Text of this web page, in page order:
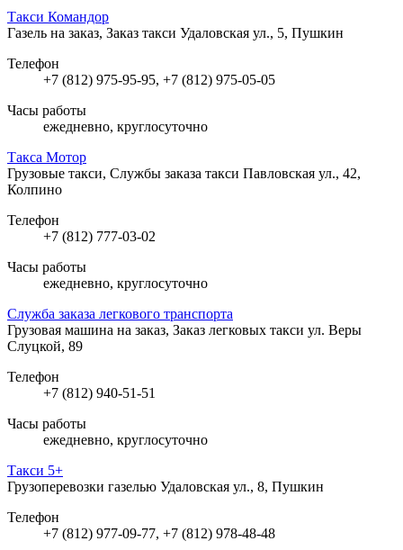
Такси Командор
Газель на заказ, Заказ такси Удаловская ул., 5, Пушкин
Телефон
+7 (812) 975-95-95, +7 (812) 975-05-05
Часы работы
ежедневно, круглосуточно
Такса Мотор
Грузовые такси, Службы заказа такси Павловская ул., 42,
Колпино
Телефон
+7 (812) 777-03-02
Часы работы
ежедневно, круглосуточно
Служба заказа легкового транспорта
Грузовая машина на заказ, Заказ легковых такси ул. Веры
Слуцкой, 89
Телефон
+7 (812) 940-51-51
Часы работы
ежедневно, круглосуточно
Такси 5+
Грузоперевозки газелью Удаловская ул., 8, Пушкин
Телефон
+7 (812) 977-09-77, +7 (812) 978-48-48